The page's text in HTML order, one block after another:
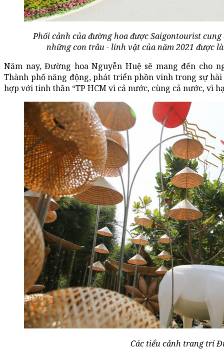
Phối cảnh của đường hoa được Saigontourist
những con trâu - linh vật của năm 2021 được
Năm nay, Đường hoa Nguyễn Huệ sẽ mang đến cho
Thành phố năng động, phát triển phồn vinh trong sự
hợp với tinh thần “TP HCM vì cả nước, cùng cả nước, vì
Các tiểu cảnh trang trí